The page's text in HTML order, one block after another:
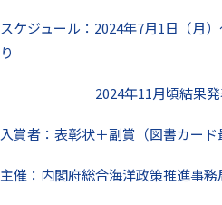
スケジュール：2024年7月1日（月
り
2024年11月頃結果発
入賞者：表彰状＋副賞（図書カード
主催：内閣府総合海洋政策推進事務